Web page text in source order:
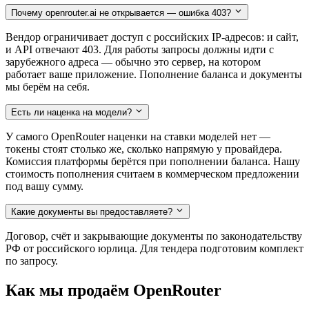
Почему openrouter.ai не открывается — ошибка 403?
Вендор ограничивает доступ с российских IP-адресов: и сайт,
и API отвечают 403. Для работы запросы должны идти с
зарубежного адреса — обычно это сервер, на котором
работает ваше приложение. Пополнение баланса и документы
мы берём на себя.
Есть ли наценка на модели?
У самого OpenRouter наценки на ставки моделей нет —
токены стоят столько же, сколько напрямую у провайдера.
Комиссия платформы берётся при пополнении баланса. Нашу
стоимость пополнения считаем в коммерческом предложении
под вашу сумму.
Какие документы вы предоставляете?
Договор, счёт и закрывающие документы по законодательству
РФ от российского юрлица. Для тендера подготовим комплект
по запросу.
Как мы продаём OpenRouter